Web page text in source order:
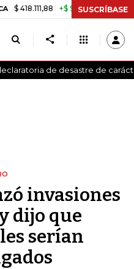
+$ 9.612,91 +2,35%
SUSCRÍBASE
de desastre de
invasiones
dijo que
serían